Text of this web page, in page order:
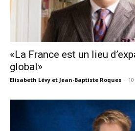
«La France est un lieu
global»
Elisabeth Lévy et Jean-Baptiste Roques -